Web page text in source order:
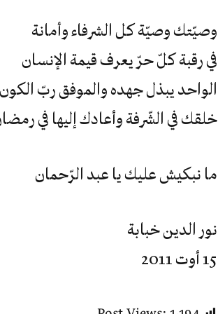
وصيّتك وصيّة كل الشرفاء وأمانة
في رقبة كلّ حرّ يعرف قيمة الإنسان
الواحد يبذل جهده والموفق ربّ الكون
خلقك في الشّرفة وأعادك إليها في
ما نبكيش عليك يا عبد الرّحمان
نور الدين خبابة
15 أوت 2011